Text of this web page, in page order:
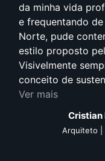
da minha vida
e frequentando
Norte, pude
estilo proposto
Visivelmente
conceito de
Ver mais
Cristian
Arquiteto |